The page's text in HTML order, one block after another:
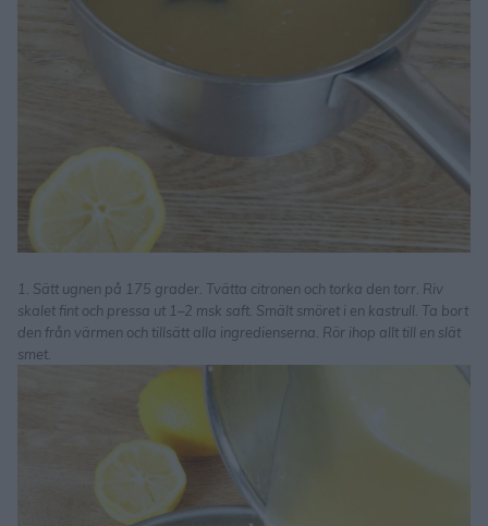
1. Sätt ugnen på 175 grader. Tvätta citronen och torka den torr. Riv
skalet fint och pressa ut 1–2 msk saft. Smält smöret i en kastrull. Ta bort
den från värmen och tillsätt alla ingredienserna. Rör ihop allt till en slät
smet.